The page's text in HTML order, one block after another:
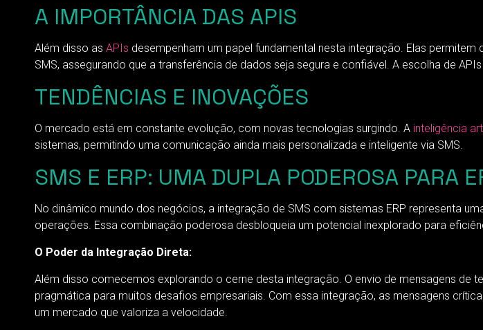
A IMPORTÂNCIA DAS APIS
Além disso as APIs desempenham um papel fundamental nesta integração. Elas
SMS, assegurando que a transferência de dados seja segura e confiável. A escolha de
TENDÊNCIAS E INOVAÇÕES
O mercado está em constante evolução, com novas tecnologias surgindo. A inteligência
sistemas, permitindo uma comunicação ainda mais personalizada e inteligente via SMS.
SMS E ERP: UMA DUPLA PODEROSA PARA
No dinâmico mundo dos negócios, a integração de SMS com sistemas ERP representa
operações. Essa combinação poderosa desbloqueia um potencial inexplorado para
O Poder da Integração Direta:
Além disso comecemos explorando o cerne desta integração. O envio de mensagens de
pragmática para muitos desafios empresariais. Com essa integração, as mensagens
um mercado que valoriza a velocidade.